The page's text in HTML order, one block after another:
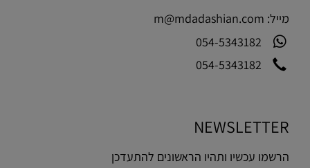
מייל: m@mdadashian.com
054-5343182
054-5343182
NEWSLETTER
הרשמו עכשיו ותהיו הראשונים להתעדכן